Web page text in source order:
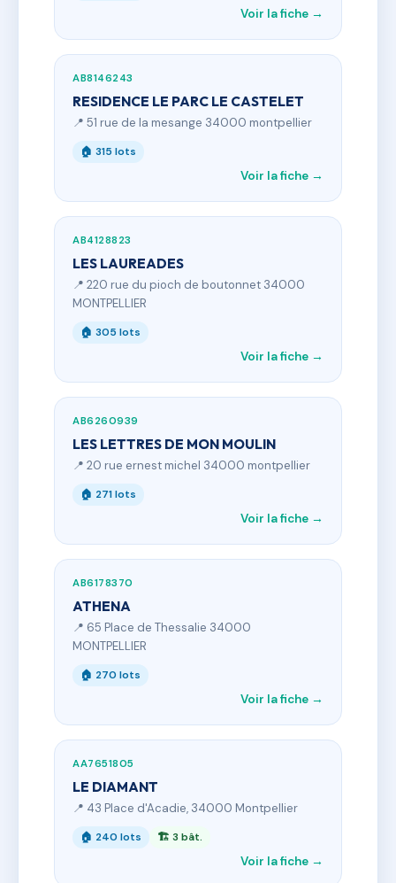
Voir la fiche →
AB8146243
RESIDENCE LE PARC LE CASTELET
📍 51 rue de la mesange 34000 montpellier
🏠 315 lots
Voir la fiche →
AB4128823
LES LAUREADES
📍 220 rue du pioch de boutonnet 34000
MONTPELLIER
🏠 305 lots
Voir la fiche →
AB6260939
LES LETTRES DE MON MOULIN
📍 20 rue ernest michel 34000 montpellier
🏠 271 lots
Voir la fiche →
AB6178370
ATHENA
📍 65 Place de Thessalie 34000
MONTPELLIER
🏠 270 lots
Voir la fiche →
AA7651805
LE DIAMANT
📍 43 Place d'Acadie, 34000 Montpellier
🏠 240 lots 🏗 3 bât.
Voir la fiche →